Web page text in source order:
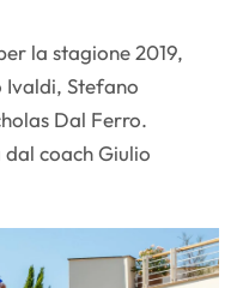
la stagione 2019,
Ivaldi, Stefano
Dal Ferro.
coach Giulio